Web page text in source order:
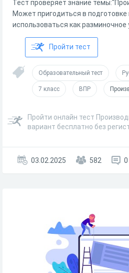
Тест проверяет знание
Может пригодиться в
использоваться как
Пройти тест
Образовательный тест
7 класс ВПР
Пройти онлайн тест
вариант бесплатно без
03.02.2025 582 0